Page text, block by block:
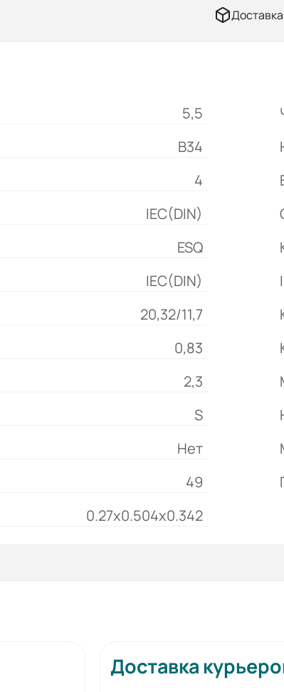
Доставка
5,5
B34
4
IEC(DIN)
ESQ
IEC(DIN)
20,32/11,7
0,83
2,3
S
Нет
49
0.27x0.504x0.342
Доставка